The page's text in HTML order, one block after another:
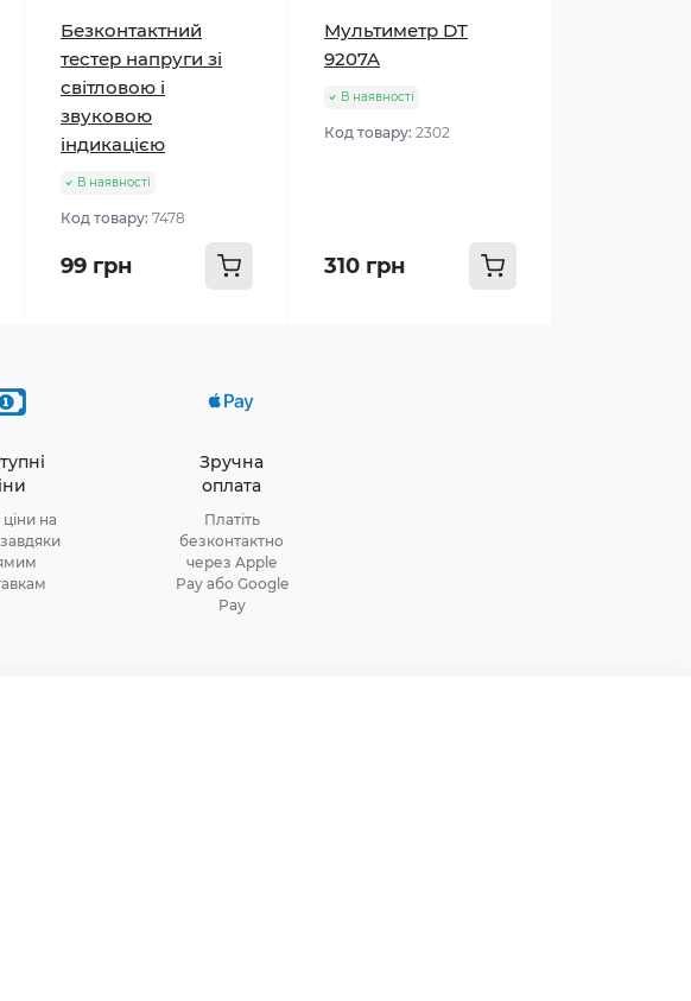
Безконтактний
тестер напруги зі
світловою і
звуковою
індикацією
В наявності
Код товару: 7478
99 грн
Мультиметр DT
9207A
В наявності
Код товару: 2302
310 грн
на
Зручна
оплата
Платіть
безконтактно
через Apple
Pay або Google
Pay